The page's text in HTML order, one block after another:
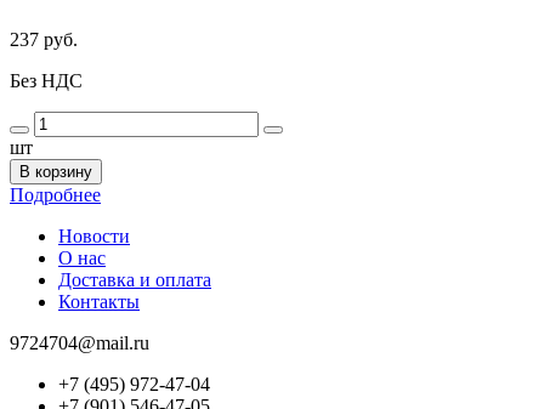
237 руб.
Без НДС
шт
В корзину
Подробнее
Новости
О нас
Доставка и оплата
Контакты
9724704@mail.ru
+7 (495) 972-47-04